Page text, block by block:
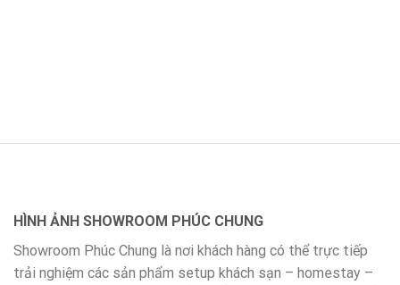
HÌNH ẢNH SHOWROOM PHÚC CHUNG
Showroom Phúc Chung là nơi khách hàng có thể trực tiếp
trải nghiệm các sản phẩm setup khách sạn – homestay –